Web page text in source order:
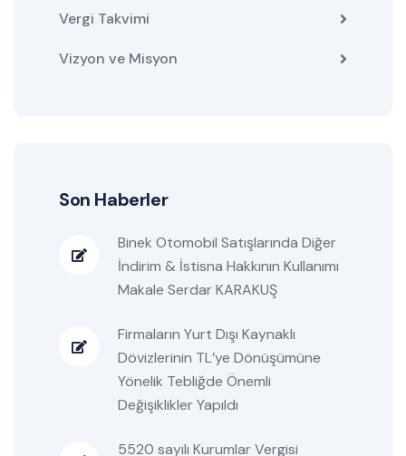
Vergi Takvimi
Vizyon ve Misyon
Son Haberler
Binek Otomobil Satışlarında Diğer
İndirim & İstisna Hakkının Kullanımı
Makale Serdar KARAKUŞ
Firmaların Yurt Dışı Kaynaklı
Dövizlerinin TL’ye Dönüşümüne
Yönelik Tebliğde Önemli
Değişiklikler Yapıldı
5520 sayılı Kurumlar Vergisi